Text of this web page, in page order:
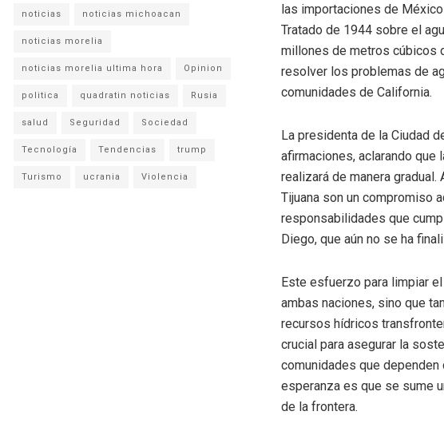
las importaciones de
Tratado de 1944 sobre el
millones de metros cúbicos
resolver los problemas de
comunidades de California.
La presidenta de la Ciudad
afirmaciones, aclarando que
realizará de manera
Tijuana son un compromiso
responsabilidades que
Diego, que aún no se ha
Este esfuerzo para limpiar
ambas naciones, sino que
recursos hídricos
crucial para asegurar la
comunidades que
esperanza es que se sume
de la frontera.
noticias noticias michoacan
noticias morelia
noticias morelia ultima hora Opinion
politica quadratin noticias Rusia
salud Seguridad Sociedad
Tecnología Tendencias trump
Turismo ucrania Violencia